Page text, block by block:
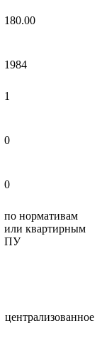
180.00
1984
1
0
0
по нормативам
или квартирным
ПУ
централизованное